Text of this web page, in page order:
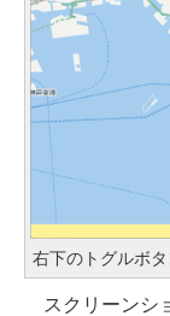
右下のトグルボ
スクリーンシ